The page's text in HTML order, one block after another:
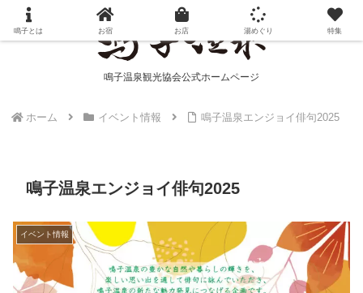
鳴子温泉観光協会公式ホームページ
ホーム イベント情報 鳴子温泉エンジョイ俳句2025
鳴子温泉エンジョイ俳句2025
イベント情報
鳴子とは お宿 お店 湯めぐり 特集